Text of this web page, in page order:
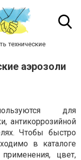
технические
аэрозоли
для
антикоррозийной
Чтобы быстро
в каталоге
цвет,